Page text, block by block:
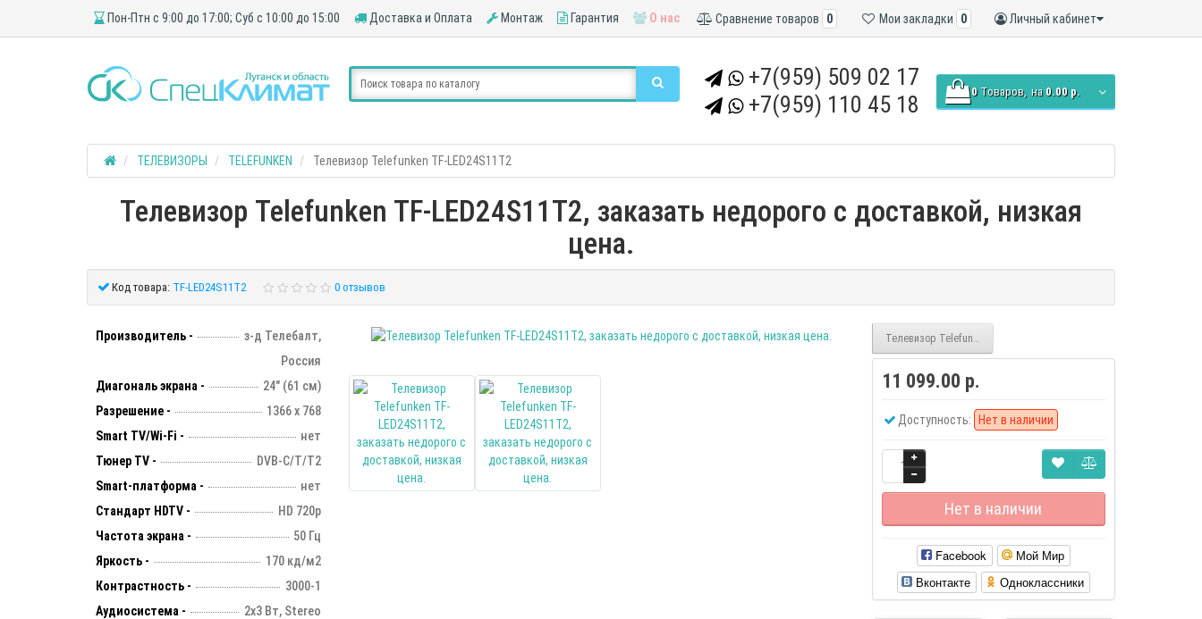
Пон-Птн с 9:00 до 17:00; Суб с 10:00 до 15:00 Доставка и Оплата Монтаж Гарантия О нас Личный кабинет
Мои закладки 0
Сравнение товаров 0
+7(959) 509 02 17
+7(959) 110 45 18
0 Tоваров, на 0.00 р.
ТЕЛЕВИЗОРЫ TELEFUNKEN Телевизор Telefunken TF-LED24S11T2
Телевизор Telefunken TF-LED24S11T2, заказать недорого с доставкой, низкая
цена.
Код товара: TF-LED24S11T2 0 отзывов
Производитель -
з-д Телебалт,
Россия
Диагональ экрана -
24" (61 см)
Разрешение -
1366 х 768
Smart TV/Wi-Fi -
нет
Тюнер TV -
DVB-C/T/T2
Smart-платформа -
нет
Стандарт HDTV -
HD 720p
Частота экрана -
50 Гц
Яркость -
170 кд/м2
Контрастность -
3000-1
Аудиосистема -
2х3 Вт, Stereo
Телевизор Telefunken TF-LED24S15T2
11 099.00 р.
Доступность: Нет в наличии
Нет в наличии
Facebook
Мой Мир
Вконтакте
Одноклассники